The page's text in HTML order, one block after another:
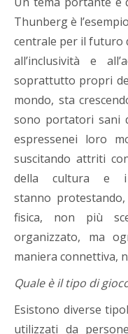
Thunberg è
centrale per il futuro
all’inclusività e
soprattutto propri
mondo, sta
sono portatori sani
espressenei loro
suscitando attriti
della cultura e
stanno
fisica, non più
organizzato, ma
maniera connettiva,
Quale è il tipo di
Esistono diverse
utilizzati da